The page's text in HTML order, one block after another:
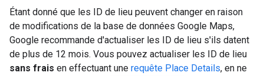
Étant donné que les ID de lieu peuvent changer en raison
de modifications de la base de données Google Maps,
Google recommande d'actualiser les ID de lieu s'ils datent
de plus de 12 mois. Vous pouvez actualiser les ID de lieu
sans frais en effectuant une requête Place Details, en ne